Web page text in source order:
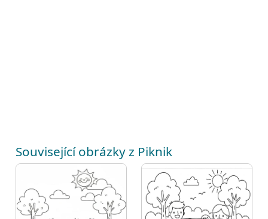
Související obrázky z Piknik